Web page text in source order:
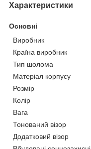
Характеристики
Основні
Виробник
Країна виробник
Тип шолома
Матеріал корпусу
Розмір
Колір
Вага
Тонований візор
Додатковий візор